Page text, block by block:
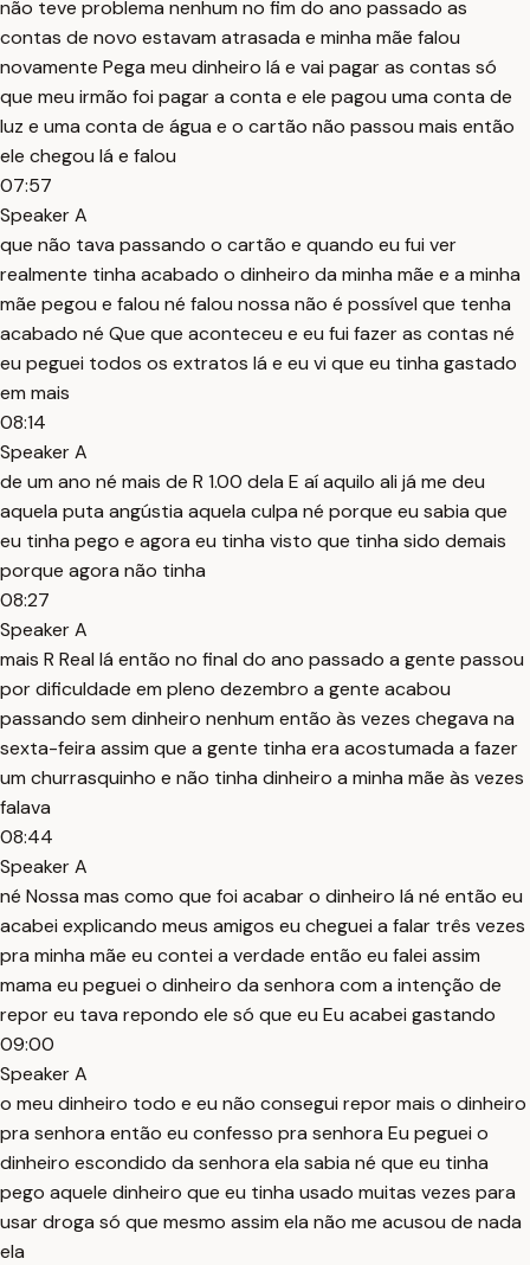
não teve problema nenhum no fim do ano passado as
contas de novo estavam atrasada e minha mãe falou
novamente Pega meu dinheiro lá e vai pagar as contas só
que meu irmão foi pagar a conta e ele pagou uma conta de
luz e uma conta de água e o cartão não passou mais então
ele chegou lá e falou
07:57
Speaker A
que não tava passando o cartão e quando eu fui ver
realmente tinha acabado o dinheiro da minha mãe e a minha
mãe pegou e falou né falou nossa não é possível que tenha
acabado né Que que aconteceu e eu fui fazer as contas né
eu peguei todos os extratos lá e eu vi que eu tinha gastado
em mais
08:14
Speaker A
de um ano né mais de R 1.00 dela E aí aquilo ali já me deu
aquela puta angústia aquela culpa né porque eu sabia que
eu tinha pego e agora eu tinha visto que tinha sido demais
porque agora não tinha
08:27
Speaker A
mais R Real lá então no final do ano passado a gente passou
por dificuldade em pleno dezembro a gente acabou
passando sem dinheiro nenhum então às vezes chegava na
sexta-feira assim que a gente tinha era acostumada a fazer
um churrasquinho e não tinha dinheiro a minha mãe às vezes
falava
08:44
Speaker A
né Nossa mas como que foi acabar o dinheiro lá né então eu
acabei explicando meus amigos eu cheguei a falar três vezes
pra minha mãe eu contei a verdade então eu falei assim
mama eu peguei o dinheiro da senhora com a intenção de
repor eu tava repondo ele só que eu Eu acabei gastando
09:00
Speaker A
o meu dinheiro todo e eu não consegui repor mais o dinheiro
pra senhora então eu confesso pra senhora Eu peguei o
dinheiro escondido da senhora ela sabia né que eu tinha
pego aquele dinheiro que eu tinha usado muitas vezes para
usar droga só que mesmo assim ela não me acusou de nada
ela